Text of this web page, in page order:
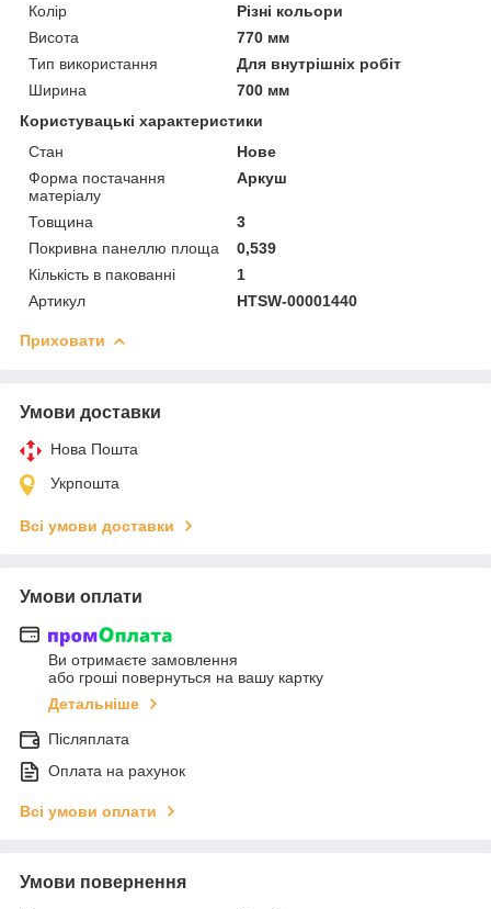
Колір
Різні кольори
Висота
770 мм
Тип використання
Для внутрішніх робіт
Ширина
700 мм
Користувацькі характеристики
Стан
Нове
Форма постачання
матеріалу
Аркуш
Товщина
3
Покривна панеллю площа
0,539
Кількість в пакованні
1
Артикул
HTSW-00001440
Приховати
Умови доставки
Нова Пошта
Укрпошта
Всі умови доставки
Умови оплати
Ви отримаєте замовлення
або гроші повернуться на вашу картку
Детальніше
Післяплата
Оплата на рахунок
Всі умови оплати
Умови повернення